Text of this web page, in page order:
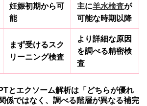
妊娠初期から可
能
主に羊水検査が
可能な時期以降
まず受けるスク
リーニング検査
より詳細な原因
を調べる精密検
査
とエクソーム解析は「どちらが優れ
係ではなく、調べる階層が異なる補完